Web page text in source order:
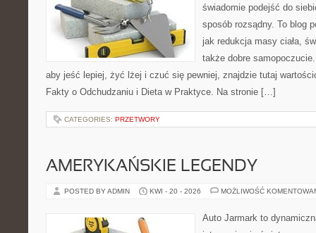
świadomie podejść do
sposób rozsądny. To blog
jak redukcja masy ciała,
także dobre
aby jeść lepiej, żyć lżej i czuć się pewniej, znajdzie tutaj
Fakty o Odchudzaniu i Dieta w Praktyce. Na stronie […]
CATEGORIES: PRZETWORY
AMERYKAŃSKIE LEGENDY
POSTED BY ADMIN KWI - 20 - 2026 MOŻLIWOŚĆ
Auto Jarmark to